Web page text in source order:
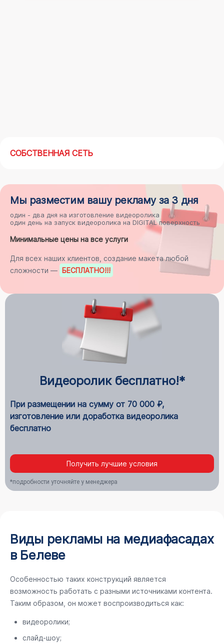
СОБСТВЕННАЯ СЕТЬ
Мы разместим вашу рекламуза 3 дня
один - два дня на изготовление видеоролика
один день на запуск видеоролика на DIGITAL поверхность
Минимальные цены на все услуги
Для всех наших клиентов, создание макета любой
сложности — БЕСПЛАТНО!!!
Видеоролик бесплатно!*
При размещении на сумму от 70 000 ₽,
изготовление или доработка видеоролика
бесплатно
Получить лучшие условия
*подробности уточняйте у менеджера
Виды рекламы на медиафасадах
в Белеве
Особенностью таких конструкций является
возможность работать с разными источниками контента.
Таким образом, он может воспроизводиться как:
видеоролики;
слайд-шоу;